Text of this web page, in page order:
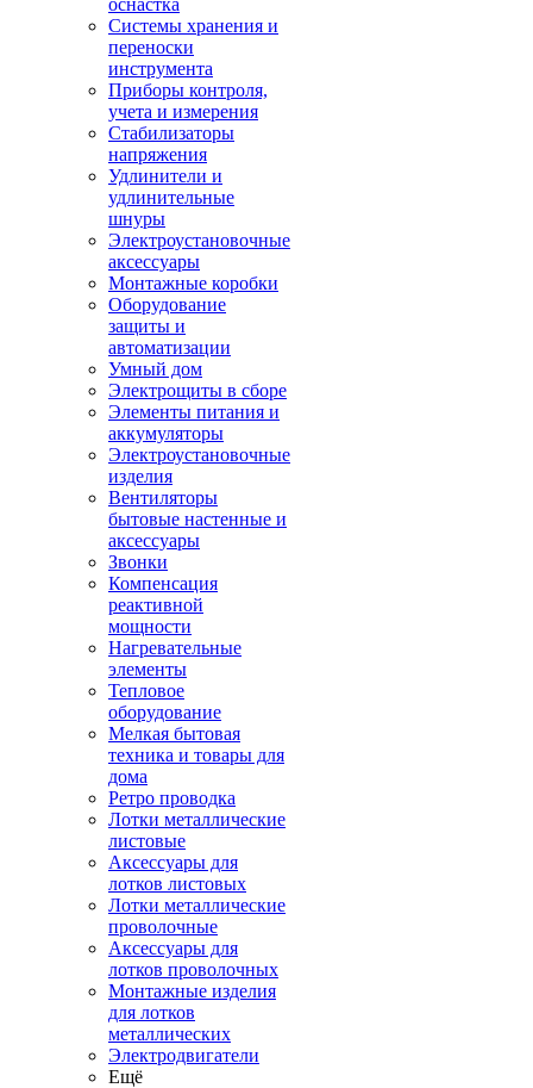
оснастка
Системы хранения и
переноски
инструмента
Приборы контроля,
учета и измерения
Стабилизаторы
напряжения
Удлинители и
удлинительные
шнуры
Электроустановочные
аксессуары
Монтажные коробки
Оборудование
защиты и
автоматизации
Умный дом
Электрощиты в сборе
Элементы питания и
аккумуляторы
Электроустановочные
изделия
Вентиляторы
бытовые настенные и
аксессуары
Звонки
Компенсация
реактивной
мощности
Нагревательные
элементы
Тепловое
оборудование
Мелкая бытовая
техника и товары для
дома
Ретро проводка
Лотки металлические
листовые
Аксессуары для
лотков листовых
Лотки металлические
проволочные
Аксессуары для
лотков проволочных
Монтажные изделия
для лотков
металлических
Электродвигатели
Ещё